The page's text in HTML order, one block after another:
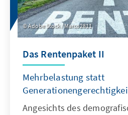
Adobe Stock / Marco2811
Das Rentenpaket II
Mehrbelastung statt
Angesichts des